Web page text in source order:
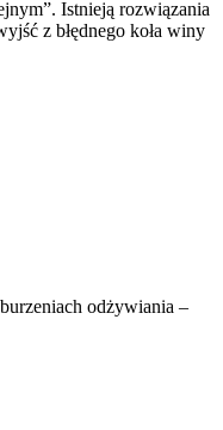
Istnieją rozwiązania
z błędnego koła winy
odżywiania –